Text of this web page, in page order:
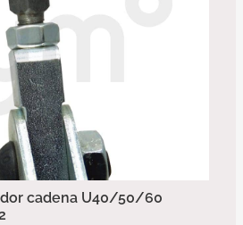
cadena U40/50/60